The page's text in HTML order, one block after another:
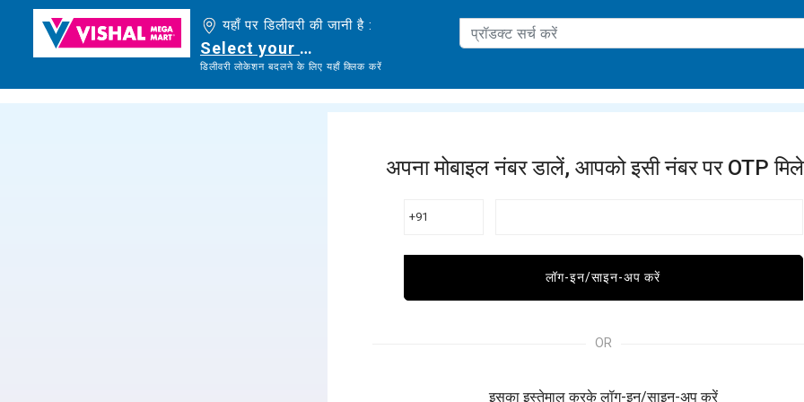
यहाँ पर डिलीवरी की जानी है :
Select your delivery location
डिलीवरी लोकेशन बदलने के लिए यहाँ क्लिक करें
अपना मोबाइल नंबर डालें, आपको इसी नंबर पर OTP
+91
लॉग-इन/साइन-अप करें
OR
इसका इस्तेमाल करके लॉग-इन/साइन-अप करें